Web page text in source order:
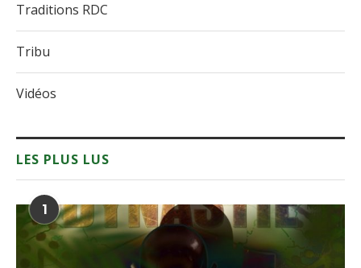
Traditions RDC
Tribu
Vidéos
LES PLUS LUS
1